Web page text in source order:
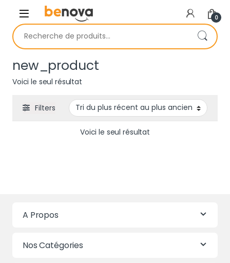
Skip to navigation
Skip to content
0
Recherche pour :
new_product
Voici le seul résultat
Filters
Voici le seul résultat
A Propos
Nos Catégories